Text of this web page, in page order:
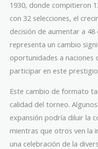
1930, donde compitieron
con 32 selecciones, el
decisión de aumentar a
representa un cambio
oportunidades a naciones
participar en este
Este cambio de formato
calidad del torneo.
expansión podría diluir la
mientras que otros ven la
una celebración de la